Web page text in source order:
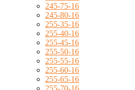
245-75-16
245-80-16
255-35-16
255-40-16
255-45-16
255-50-16
255-55-16
255-60-16
255-65-16